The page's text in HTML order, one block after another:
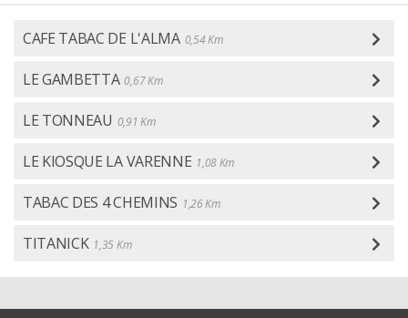
CAFE TABAC DE L'ALMA 0,54 Km
LE GAMBETTA 0,67 Km
LE TONNEAU 0,91 Km
LE KIOSQUE LA VARENNE 1,08 Km
TABAC DES 4 CHEMINS 1,26 Km
TITANICK 1,35 Km